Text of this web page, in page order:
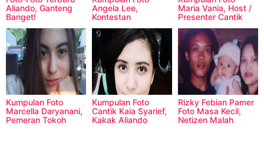
Foto-Foto Terbaru
Aliando, Ganteng
Banget!
Kumpulan Foto
Angela Lee,
Kontestan
D'Academy
Celebrity Indosiar
Kumpulan Foto
Maria Vania, Host /
Presenter Cantik
Moto GP 2016
Kumpulan Foto
Kumpulan Foto
Rizky Febian Pamer